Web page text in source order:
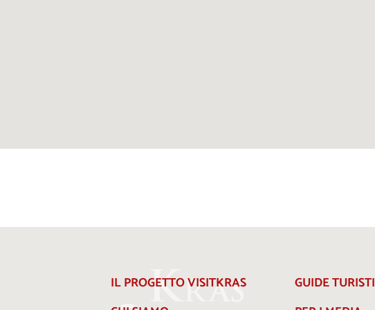
IL PROGETTO VISITKRAS
GUIDE